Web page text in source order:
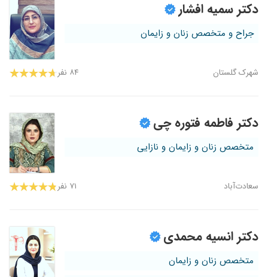
دکتر سمیه افشار
جراح و متخصص زنان و زایمان
شهرک گلستان ۸۴ نفر
دکتر فاطمه فتوره چی
متخصص زنان و زایمان و نازایی
سعادت‌آباد ۷۱ نفر
دکتر انسیه محمدی
متخصص زنان و زایمان